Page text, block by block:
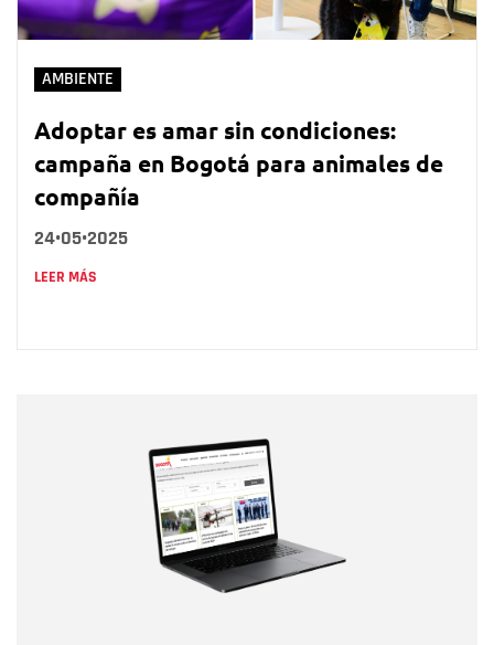
AMBIENTE
Adoptar es amar sin condiciones:
campaña en Bogotá para animales de
compañía
24•05•2025
LEER MÁS
Correo electrónico
Tipo de comentario